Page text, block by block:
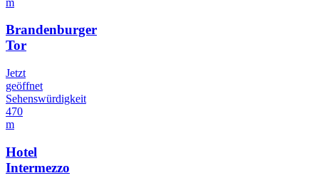
Brandenburger
Tor
Jetzt
geöffnet
Sehenswürdigkeit
470
m
Hotel
Intermezzo